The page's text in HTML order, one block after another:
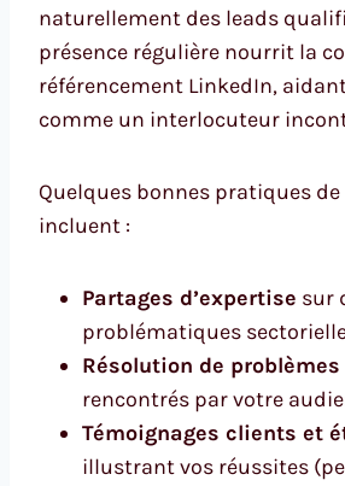
naturellement des leads
présence régulière nourrit la
référencement LinkedIn,
comme un interlocuteur
Quelques bonnes pratiques
incluent :
Partages d’expertise sur
problématiques
Résolution de
rencontrés par votre
Témoignages clients et
illustrant vos réussites